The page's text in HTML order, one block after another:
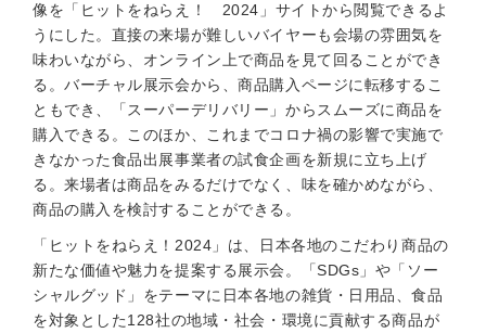
像を「ヒットをねらえ！ 2024」サイトから閲覧できるよ
うにした。直接の来場が難しいバイヤーも会場の雰囲気を
味わいながら、オンライン上で商品を見て回ることができ
る。バーチャル展示会から、商品購入ページに転移するこ
ともでき、「スーパーデリバリー」からスムーズに商品を
購入できる。このほか、これまでコロナ禍の影響で実施で
きなかった食品出展事業者の試食企画を新規に立ち上げ
る。来場者は商品をみるだけでなく、味を確かめながら、
商品の購入を検討することができる。
「ヒットをねらえ！2024」は、日本各地のこだわり商品の
新たな価値や魅力を提案する展示会。「SDGs」や「ソー
シャルグッド」をテーマに日本各地の雑貨・日用品、食品
を対象とした128社の地域・社会・環境に貢献する商品が